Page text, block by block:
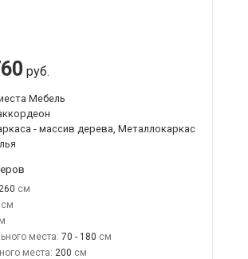
руб.
Мебель
- массив дерева, Металлокаркас
места: 70 - 180
места: 200